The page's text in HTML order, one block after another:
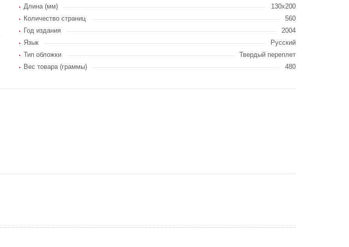
Длина (мм)
130x200
Количество страниц
560
Год издания
2004
Язык
Русский
Тип обложки
Твердый переплет
Вес товара (граммы)
480